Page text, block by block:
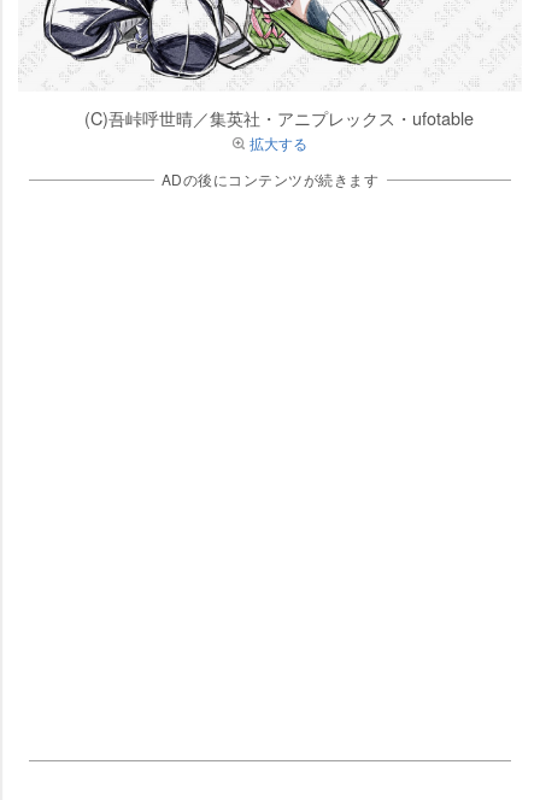
(C)吾峠呼世晴／集英社・アニプレックス・ufotable
拡大する
ADの後にコンテンツが続きます